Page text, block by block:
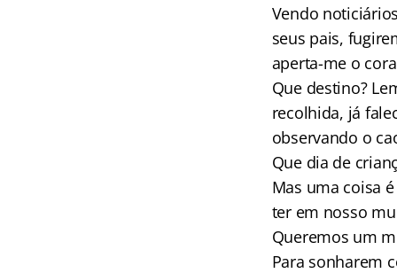
Vendo
seus pais,
aperta-me o
Que destino?
recolhida, já
observando o
Que dia de
Mas uma coisa
ter em nosso
Queremos um
Para sonharem